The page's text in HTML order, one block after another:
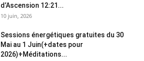
d’Ascension 12:21...
10 juin, 2026
Sessions énergétiques gratuites du 30
Mai au 1 Juin(+dates pour
2026)+Méditations...